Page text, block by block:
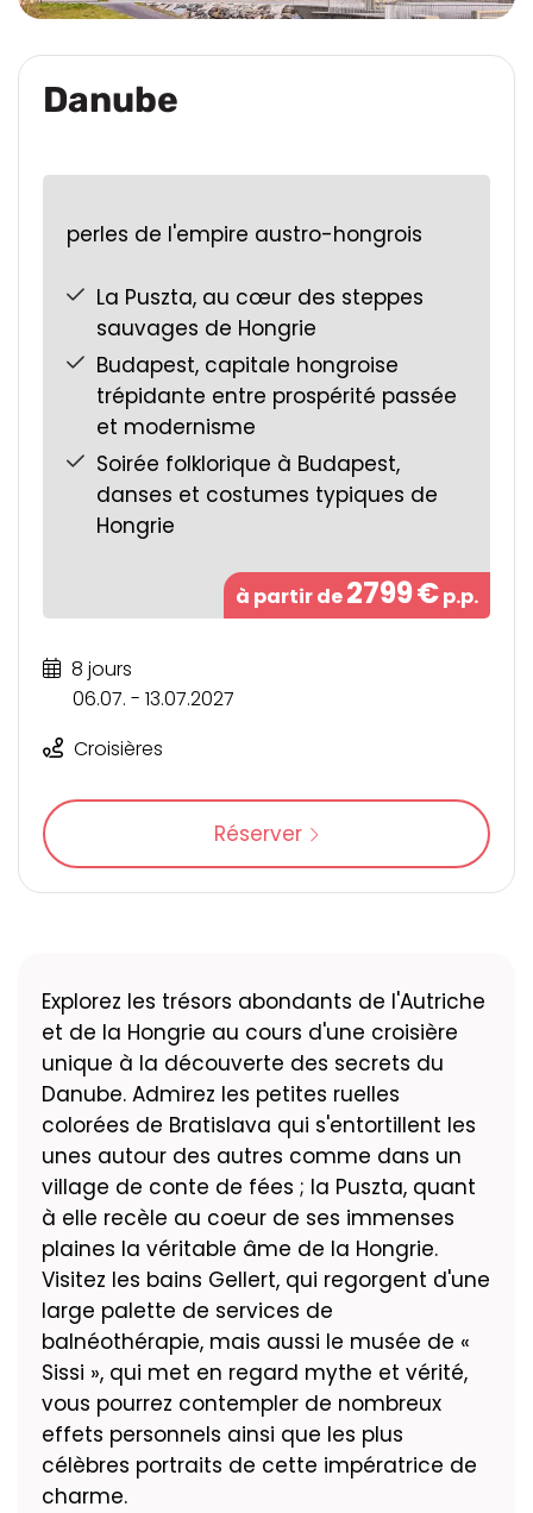
Danube
perles de l'empire austro-hongrois
La Puszta, au cœur des steppes
sauvages de Hongrie
Budapest, capitale hongroise
trépidante entre prospérité passée
et modernisme
Soirée folklorique à Budapest,
danses et costumes typiques de
Hongrie
à partir de2799€p.p.
8 jours
06.07. - 13.07.2027
Croisières
Réserver
Explorez les trésors abondants de l'Autriche
et de la Hongrie au cours d'une croisière
unique à la découverte des secrets du
Danube. Admirez les petites ruelles
colorées de Bratislava qui s'entortillent les
unes autour des autres comme dans un
village de conte de fées ; la Puszta, quant
à elle recèle au coeur de ses immenses
plaines la véritable âme de la Hongrie.
Visitez les bains Gellert, qui regorgent d'une
large palette de services de
balnéothérapie, mais aussi le musée de «
Sissi », qui met en regard mythe et vérité,
vous pourrez contempler de nombreux
effets personnels ainsi que les plus
célèbres portraits de cette impératrice de
charme.